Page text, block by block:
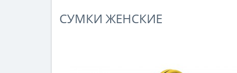
СУМКИ ЖЕНСКИЕ